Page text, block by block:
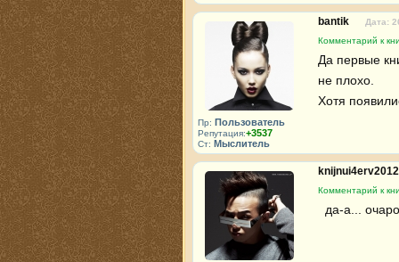
Пр: Пользователь
Репутация:+3537
Ст: Мыслитель
bantik
Дата:
Комментарий к
Да первые
не плохо.
Хотя
Комментарий к
да-а...